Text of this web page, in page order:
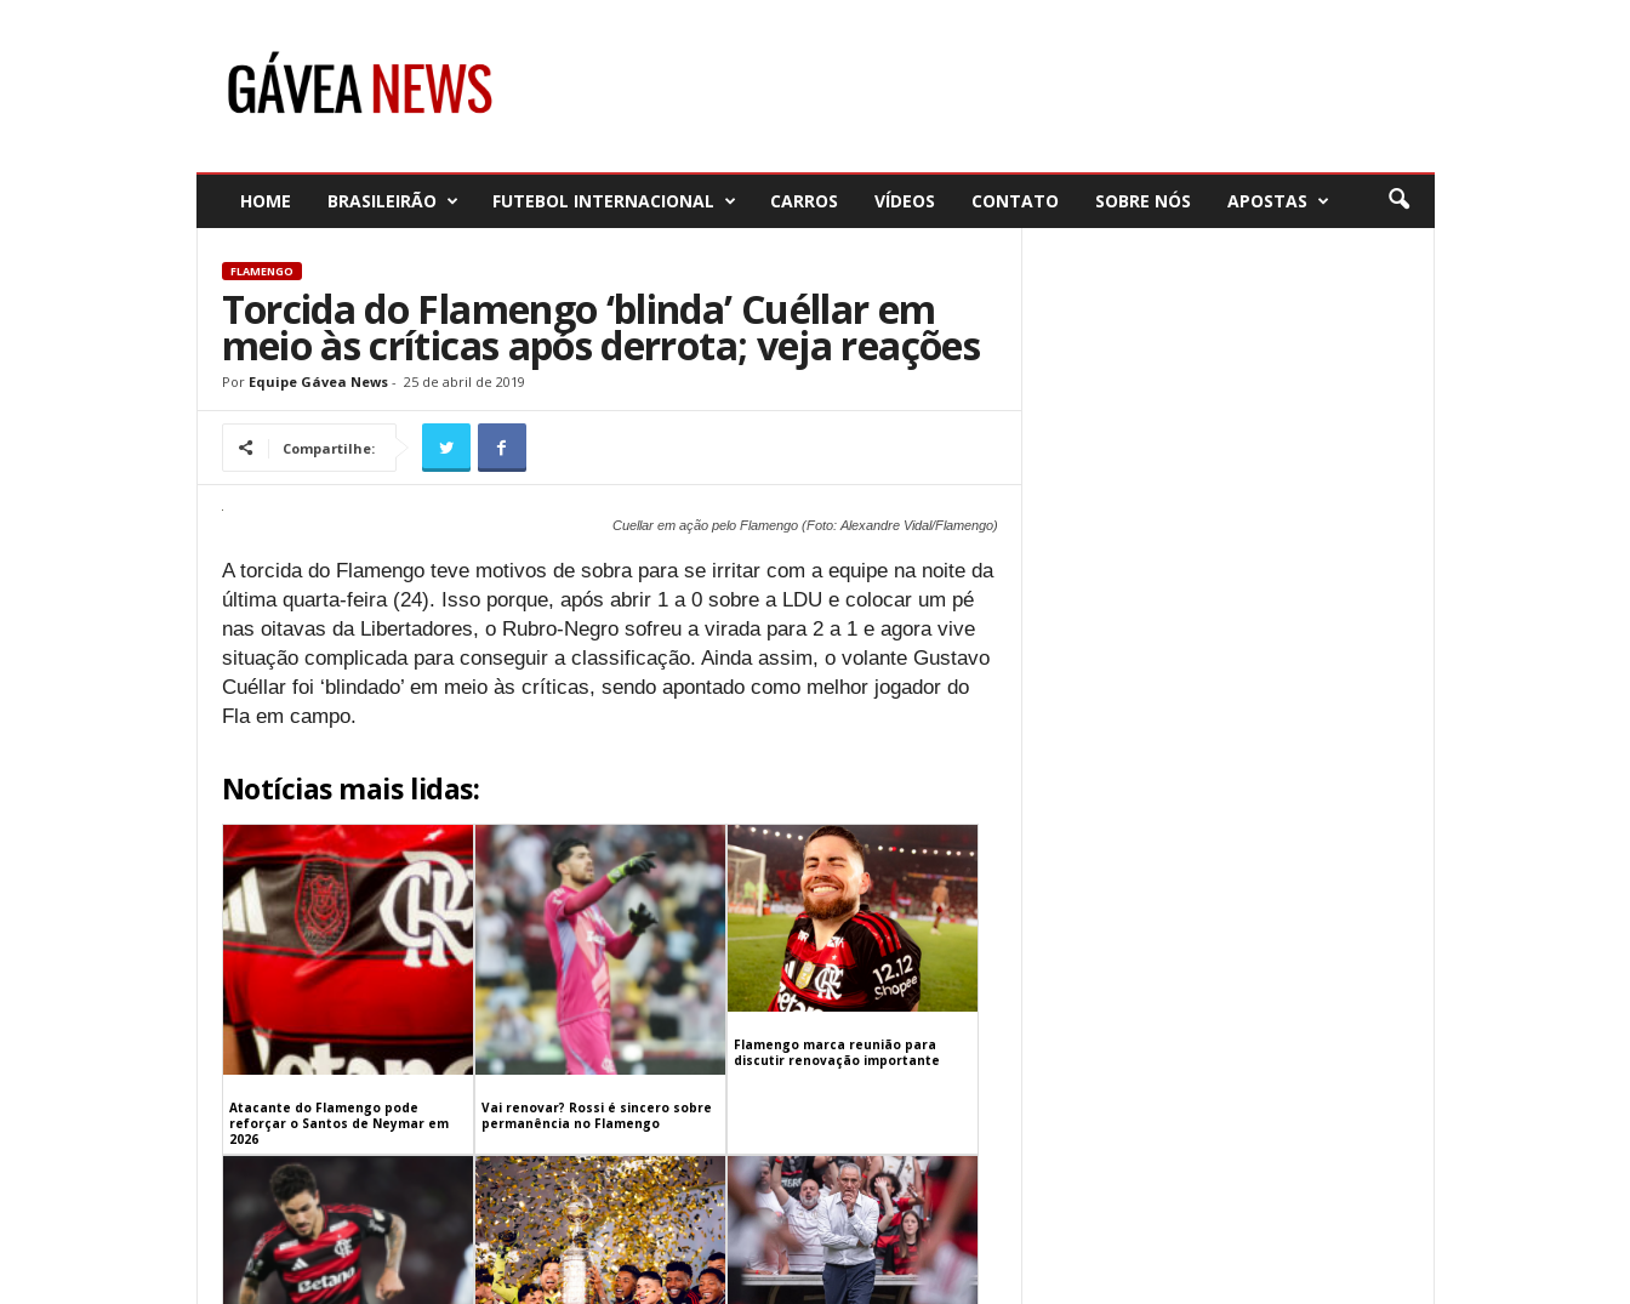
HOME BRASILEIRÃO FUTEBOL INTERNACIONAL CARROS VÍDEOS CONTATO SOBRE NÓS APOSTAS
FLAMENGO
Torcida do Flamengo ‘blinda’ Cuéllar em
meio às críticas após derrota; veja reações
Por Equipe Gávea News- 25 de abril de 2019
Compartilhe:
Cuellar em ação pelo Flamengo (Foto: Alexandre Vidal/Flamengo)
A torcida do Flamengo teve motivos de sobra para se irritar com a equipe na noite da
última quarta-feira (24). Isso porque, após abrir 1 a 0 sobre a LDU e colocar um pé
nas oitavas da Libertadores, o Rubro-Negro sofreu a virada para 2 a 1 e agora vive
situação complicada para conseguir a classificação. Ainda assim, o volante Gustavo
Cuéllar foi ‘blindado’ em meio às críticas, sendo apontado como melhor jogador do
Fla em campo.
Notícias mais lidas:
Atacante do Flamengo pode
reforçar o Santos de Neymar em
2026
Vai renovar? Rossi é sincero sobre
permanência no Flamengo
Flamengo marca reunião para
discutir renovação importante